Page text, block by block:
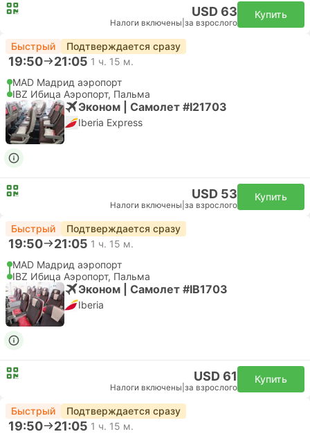
USD 63
Налоги включены за взрослого
Купить
Быстрый Подтверждается сразу
19:50 21:05 1 ч. 15 м.
MAD Мадрид аэропорт
IBZ Ибица Аэропорт, Пальма
Эконом | Самолет #I21703
Iberia Express
USD 53
Налоги включены за взрослого
Купить
Быстрый Подтверждается сразу
19:50 21:05 1 ч. 15 м.
MAD Мадрид аэропорт
IBZ Ибица Аэропорт, Пальма
Эконом | Самолет #IB1703
Iberia
USD 61
Налоги включены за взрослого
Купить
Быстрый Подтверждается сразу
19:50 21:05 1 ч. 15 м.